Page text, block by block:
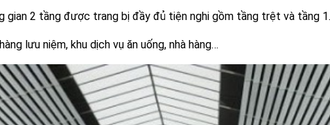
gian 2 tầng được trang bị đầy đủ tiện nghi gồm tầng trệt và tầng
lưu niệm, khu dịch vụ ăn uống, nhà hàng…